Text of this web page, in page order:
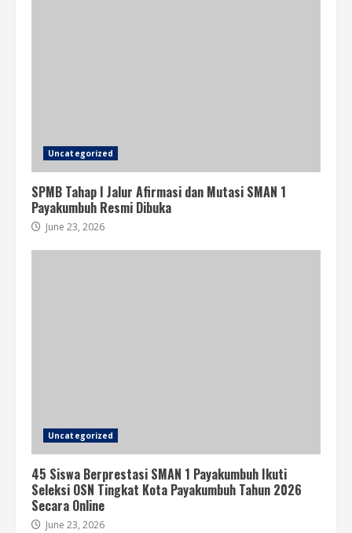
Uncategorized
SPMB Tahap I Jalur Afirmasi dan Mutasi SMAN 1
Payakumbuh Resmi Dibuka
June 23, 2026
Uncategorized
45 Siswa Berprestasi SMAN 1 Payakumbuh Ikuti
Seleksi OSN Tingkat Kota Payakumbuh Tahun 2026
Secara Online
June 23, 2026